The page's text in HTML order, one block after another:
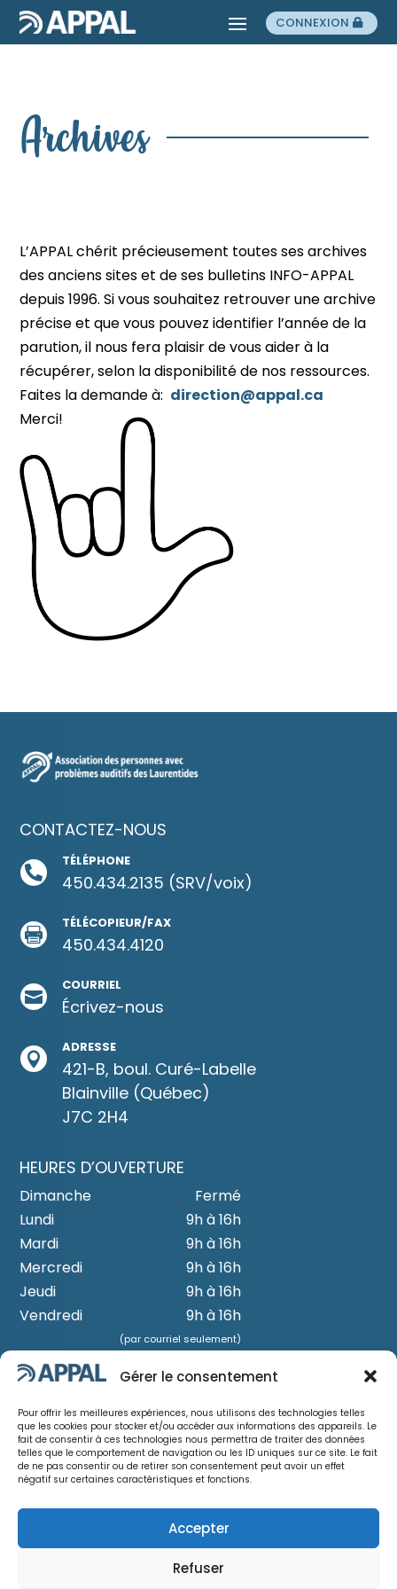
Gérer le consentement
Pour offrir les meilleures expériences, nous utilisons des technologies telles
que les cookies pour stocker et/ou accéder aux informations des appareils. Le
fait de consentir à ces technologies nous permettra de traiter des données
telles que le comportement de navigation ou les ID uniques sur ce site. Le fait
de ne pas consentir ou de retirer son consentement peut avoir un effet
négatif sur certaines caractéristiques et fonctions.
Accepter
Refuser
CONNEXION
Archives
L’APPAL chérit précieusement toutes ses archives
des anciens sites et de ses bulletins INFO-APPAL
depuis 1996. Si vous souhaitez retrouver une archive
précise et que vous pouvez identifier l’année de la
parution, il nous fera plaisir de vous aider à la
récupérer, selon la disponibilité de nos ressources.
Faites la demande à: direction@appal.ca
Merci!
CONTACTEZ-NOUS

TÉLÉPHONE
450.434.2135 (SRV/voix)

TÉLÉCOPIEUR/FAX
450.434.4120

COURRIEL
Écrivez-nous

ADRESSE
421-B, boul. Curé-Labelle
Blainville (Québec)
J7C 2H4
HEURES D’OUVERTURE
Dimanche
Fermé
Lundi
9h à 16h
Mardi
9h à 16h
Mercredi
9h à 16h
Jeudi
9h à 16h
Vendredi
9h à 16h
(par courriel seulement)
Samedi
prévues sur fin de semaine, vérifiez le
calendrier.